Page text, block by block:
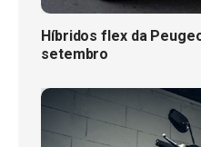
Híbridos flex da
setembro